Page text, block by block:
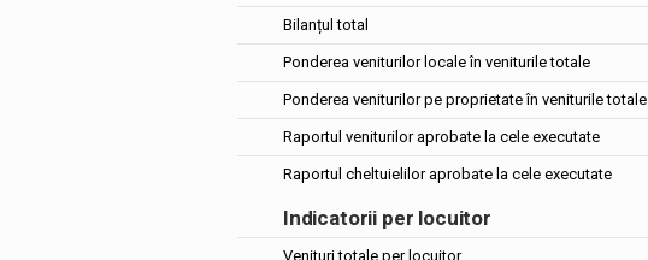
Bilanțul total
Ponderea veniturilor locale în veniturile totale
Ponderea veniturilor pe proprietate în veniturile totale
Raportul veniturilor aprobate la cele executate
Raportul cheltuielilor aprobate la cele executate
Indicatorii per locuitor
Venituri totale per locuitor